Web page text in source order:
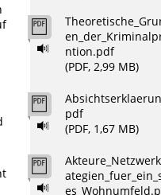
ntion.pdf
(PDF, 2,99 MB)
pdf
(PDF, 1,67 MB)